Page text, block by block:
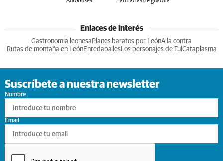
Enlaces de interés
Gastronomia leonesa Planes baratos por LeónA la contra
Rutas de montaña en LeónEnredabailesLos personajes de Ful Cataplasma
Suscríbete a nuestra newsletter
Nombre
Email